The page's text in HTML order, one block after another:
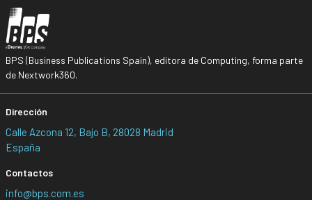
BPS (Business Publications Spain), editora de Computing, forma parte
de Nextwork360.
Dirección
Calle Azcona 12, Bajo B, 28028 Madrid
España
Contactos
info@bps.com.es